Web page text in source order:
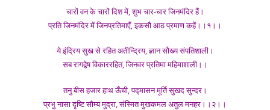
चारों वन के चारों दिश में, शुभ चार-चार जिनमंदिर हैं।
प्रति जिनमंदिर में जिनप्रतिमाएँ, इकसौ आठ प्रमाण कहें।।१।।
ये इंद्रिय सुख से रहित अतीन्द्रिय, ज्ञान सौख्य संपतिशाली।
सब रागद्वेष विकाररहित, जिनवर प्रतिमा महिमाशाली।।
तनु बीस हजार हाथ ऊँची, पद्मासन मूर्ति सुखद सुन्दर।
प्रभु नासा दृष्टि सौम्य मुद्रा, संस्मित मुखकमल अतुल मनहर।।२।।